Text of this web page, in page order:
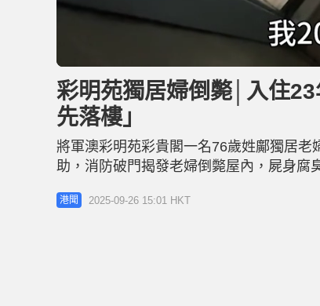
n
u
t
e
o
d
e
d
2
%
彩明苑獨居婦倒斃│入住
先落樓」
將軍澳彩明苑彩貴閣一名76歲姓鄺獨居
助，消防破門揭發老婦倒斃屋內，屍身腐
一個月。鄰居指鄺婆婆住上址單位20多
出臭味，通知過管理處，直至昨日臭味難
港聞 2025-09-26 15:01 HKT